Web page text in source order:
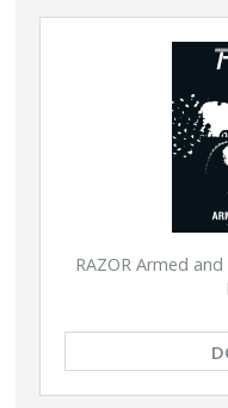
RAZOR Armed